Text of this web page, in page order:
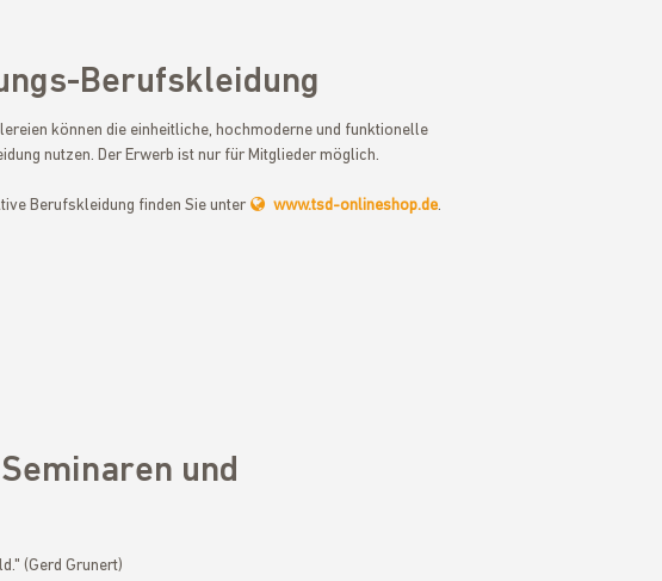
Berufskleidung
können die einheitliche, hochmoderne und funktionelle
nutzen. Der Erwerb ist nur für Mitglieder möglich.
Berufskleidung finden Sie unter www.tsd-onlineshop.de.
und
(Gerd Grunert)